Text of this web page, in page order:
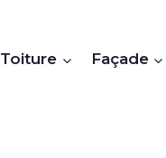
Toiture Façade